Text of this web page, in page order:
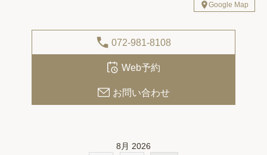
Google Map
072-981-8108
Web予約
お問い合わせ
8月 2026